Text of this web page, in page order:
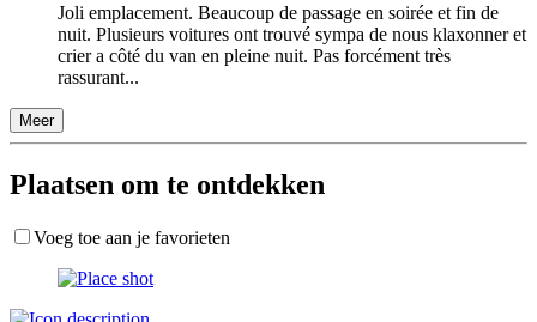
Joli emplacement. Beaucoup de passage en soirée et fin de
nuit. Plusieurs voitures ont trouvé sympa de nous klaxonner et
crier a côté du van en pleine nuit. Pas forcément très
rassurant...
Meer
Plaatsen om te ontdekken
Voeg toe aan je favorieten